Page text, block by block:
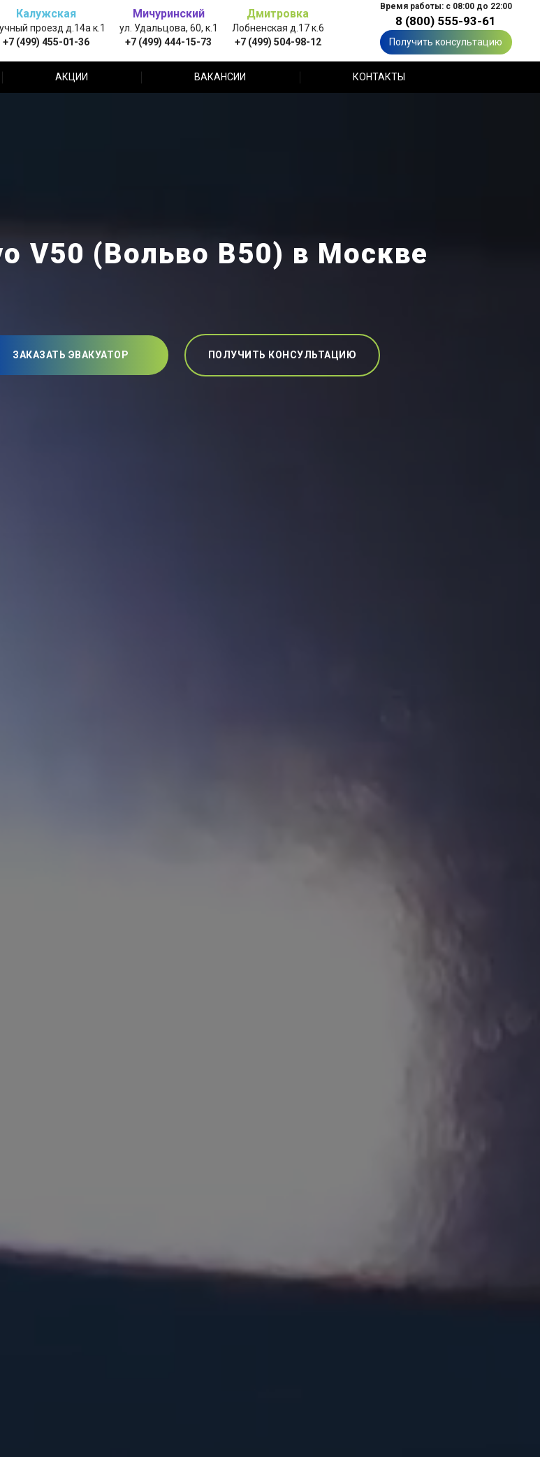
Калужская
проезд д.14а к.1
+7 (499) 455-01-36
Мичуринский
ул. Удальцова, 60, к.1
+7 (499) 444-15-73
Дмитровка
Лобненская д.17 к.6
+7 (499) 504-98-12
Время работы: с 08:00 до 22:00
8 (800) 555-93-61
Получить консультацию
АКЦИИ ВАКАНСИИ КОНТАКТЫ
V50 (Вольво В50) в Москве
ЗАКАЗАТЬ ЭВАКУАТОР ПОЛУЧИТЬ КОНСУЛЬТАЦИЮ